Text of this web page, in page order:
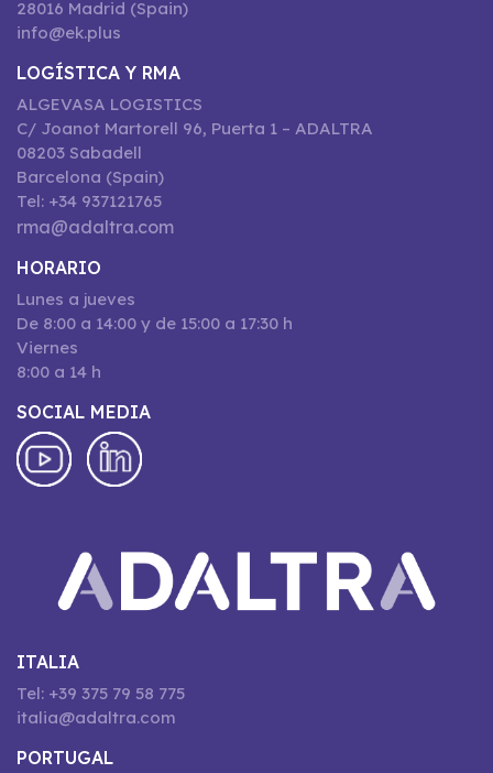
28016 Madrid (Spain)
info@ek.plus
LOGÍSTICA Y RMA
ALGEVASA LOGISTICS
C/ Joanot Martorell 96, Puerta 1 – ADALTRA
08203 Sabadell
Barcelona (Spain)
Tel: +34 937121765
rma@adaltra.com
HORARIO
Lunes a jueves
De 8:00 a 14:00 y de 15:00 a 17:30 h
Viernes
8:00 a 14 h
SOCIAL MEDIA
ITALIA
Tel: +39 375 79 58 775
italia@adaltra.com
PORTUGAL